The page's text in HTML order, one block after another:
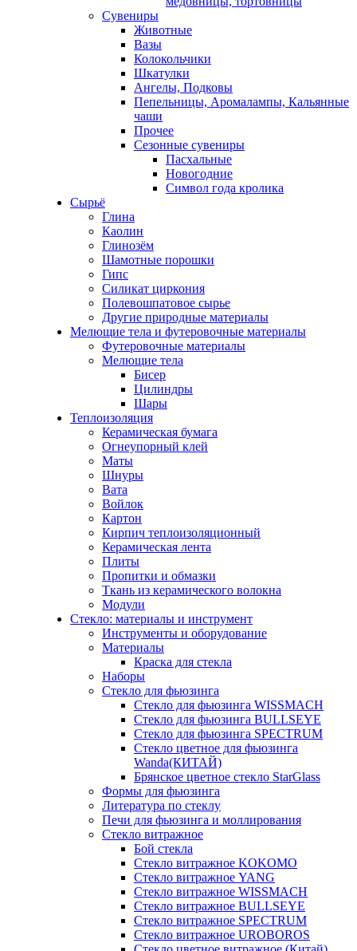
Сувениры
Животные
Вазы
Колокольчики
Шкатулки
Ангелы, Подковы
Пепельницы, Аромалампы, Кальянные
чаши
Прочее
Сезонные сувениры
Пасхальные
Новогодние
Символ года кролика
Сырьё
Глина
Каолин
Глинозём
Шамотные порошки
Гипс
Силикат циркония
Полевошпатовое сырье
Другие природные материалы
Мелющие тела и футеровочные материалы
Футеровочные материалы
Мелющие тела
Бисер
Цилиндры
Шары
Теплоизоляция
Керамическая бумага
Огнеупорный клей
Маты
Шнуры
Вата
Войлок
Картон
Кирпич теплоизоляционный
Керамическая лента
Плиты
Пропитки и обмазки
Ткань из керамического волокна
Модули
Стекло: материалы и инструмент
Инструменты и оборудование
Материалы
Краска для стекла
Наборы
Стекло для фьюзинга
Стекло для фьюзинга WISSMACH
Стекло для фьюзинга BULLSEYE
Стекло для фьюзинга SPECTRUM
Стекло цветное для фьюзинга
Wanda(КИТАЙ)
Брянское цветное стекло StarGlass
Формы для фьюзинга
Литература по стеклу
Печи для фьюзинга и моллирования
Стекло витражное
Бой стекла
Стекло витражное KOKOMO
Стекло витражное YANG
Стекло витражное WISSMACH
Стекло витражное BULLSEYE
Стекло витражное SPECTRUM
Стекло витражное UROBOROS